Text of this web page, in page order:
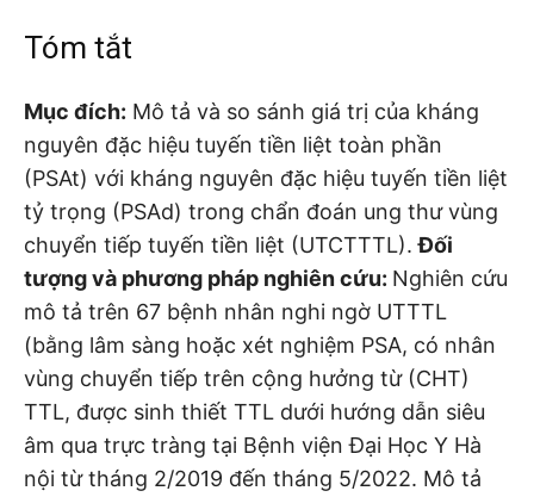
Tóm tắt
Mục đích: Mô tả và so sánh giá trị của kháng
nguyên đặc hiệu tuyến tiền liệt toàn phần
(PSAt) với kháng nguyên đặc hiệu tuyến tiền liệt
tỷ trọng (PSAd) trong chẩn đoán ung thư vùng
chuyển tiếp tuyến tiền liệt (UTCTTTL).Đối
tượng và phương pháp nghiên cứu: Nghiên cứu
mô tả trên 67 bệnh nhân nghi ngờ UTTTL
(bằng lâm sàng hoặc xét nghiệm PSA, có nhân
vùng chuyển tiếp trên cộng hưởng từ (CHT)
TTL, được sinh thiết TTL dưới hướng dẫn siêu
âm qua trực tràng tại Bệnh viện Đại Học Y Hà
nội từ tháng 2/2019 đến tháng 5/2022. Mô tả